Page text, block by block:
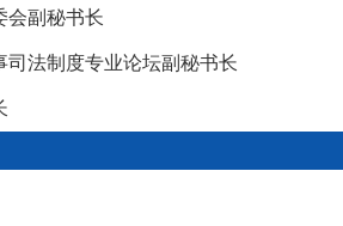
副秘书长
法制度专业论坛副秘书长